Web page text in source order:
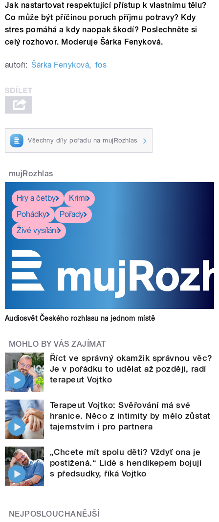
Jak nastartovat respektující přístup k vlastnímu tělu?
Co může být příčinou poruch příjmu potravy? Kdy
stres pomáhá a kdy naopak škodí? Poslechněte si
celý rozhovor. Moderuje Šárka Fenyková.
autoři: Šárka Fenyková, fos
Všechny díly pořadu na mujRozhlas
mujRozhlas
Hry a četby
Krimi
Pohádky
Pořady
Živé vysílání
Audiosvět Českého rozhlasu na jednom místě
MOHLO BY VÁS ZAJÍMAT
Říct ve správný okamžik správnou věc?
Je v pořádku to udělat až později, radí
terapeut Vojtko
Terapeut Vojtko: Svěřování má své
hranice. Něco z intimity by mělo zůstat
tajemstvím i pro partnera
„Chcete mít spolu děti? Vždyť ona je
postižená.“ Lidé s hendikepem bojují
s předsudky, říká Vojtko
NEJPOSLOUCHANĚJŠÍ